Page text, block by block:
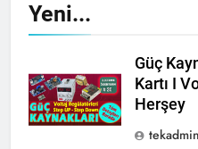
Yeni...
Güç
Kartı I
Herşey
tekadmin